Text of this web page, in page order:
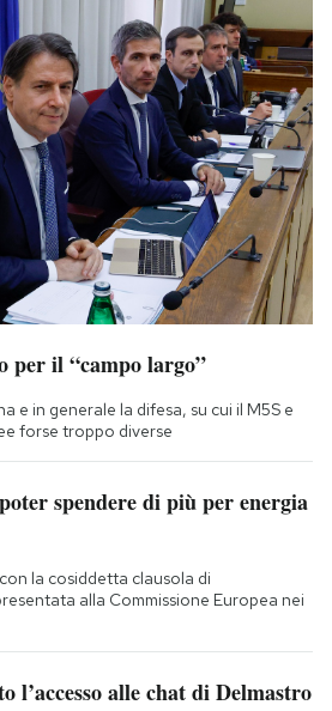
per il “campo largo”
e in generale la difesa, su cui il M5S e
forse troppo diverse
spendere di più per energia
la cosiddetta clausola di
alla Commissione Europea nei
l’accesso alle chat di Delmastro